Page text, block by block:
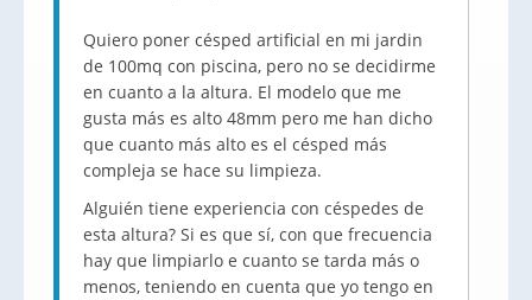
Quiero poner césped artificial en mi jardin
de 100mq con piscina, pero no se decidirme
en cuanto a la altura. El modelo que me
gusta más es alto 48mm pero me han dicho
que cuanto más alto es el césped más
compleja se hace su limpieza.
Alguién tiene experiencia con céspedes de
esta altura? Si es que sí, con que frecuencia
hay que limpiarlo e cuanto se tarda más o
menos, teniendo en cuenta que yo tengo en